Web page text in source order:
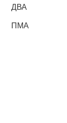
ДВА
ПМА